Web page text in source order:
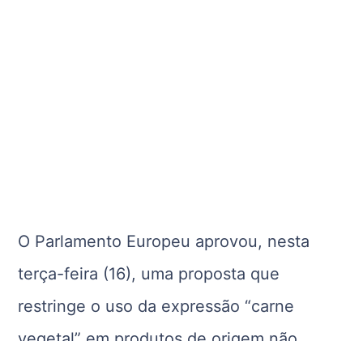
O Parlamento Europeu aprovou, nesta
terça-feira (16), uma proposta que
restringe o uso da expressão “carne